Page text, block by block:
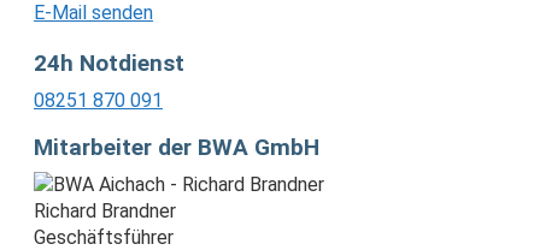
E-Mail senden
24h Notdienst
08251 870 091
Mitarbeiter der BWA GmbH
Richard Brandner
Geschäftsführer